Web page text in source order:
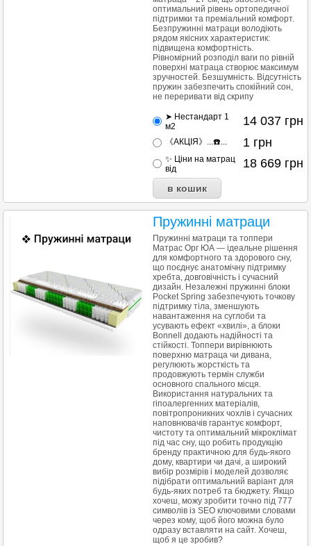
оптимальний рівень ортопедичної
підтримки та преміальний комфорт.
Безпружинні матраци володіють
рядом якісних характеристик:
підвищена комфортність.
Рівномірний розподіл ваги по рівній
поверхні матраца створює максимум
зручностей. Безшумність. Відсутність
пружин забезпечить спокійний сон,
не переривати від скрипу
➤ Нестандарт 1
м2
14 037 грн
《АКЦІЯ》...☎️... 1 грн
✨ Ціни на матрац
від
18 669 грн
Пружинні матраци
Пружинні матраци та топпери
Матрас Орг ЮА — ідеальне рішення
для комфортного та здорового сну,
що поєднує анатомічну підтримку
хребта, довговічність і сучасний
дизайн. Незалежні пружинні блоки
Pocket Spring забезпечують точкову
підтримку тіла, зменшують
навантаження на суглоби та
усувають ефект «хвилі», а блоки
Bonnell додають надійності та
стійкості. Топпери вирівнюють
поверхню матраца чи дивана,
регулюють жорсткість та
продовжують термін служби
основного спального місця.
Використання натуральних та
гіпоалергенних матеріалів,
повітропроникних чохлів і сучасних
наповнювачів гарантує комфорт,
чистоту та оптимальний мікроклімат
під час сну, що робить продукцію
бренду практичною для будь-якого
дому, квартири чи дачі, а широкий
вибір розмірів і моделей дозволяє
підібрати оптимальний варіант для
будь-яких потреб та бюджету. Якщо
хочеш, можу зробити точно під 777
символів із SEO ключовими словами
через кому, щоб його можна було
одразу вставляти на сайт. Хочеш,
щоб я це зробив?